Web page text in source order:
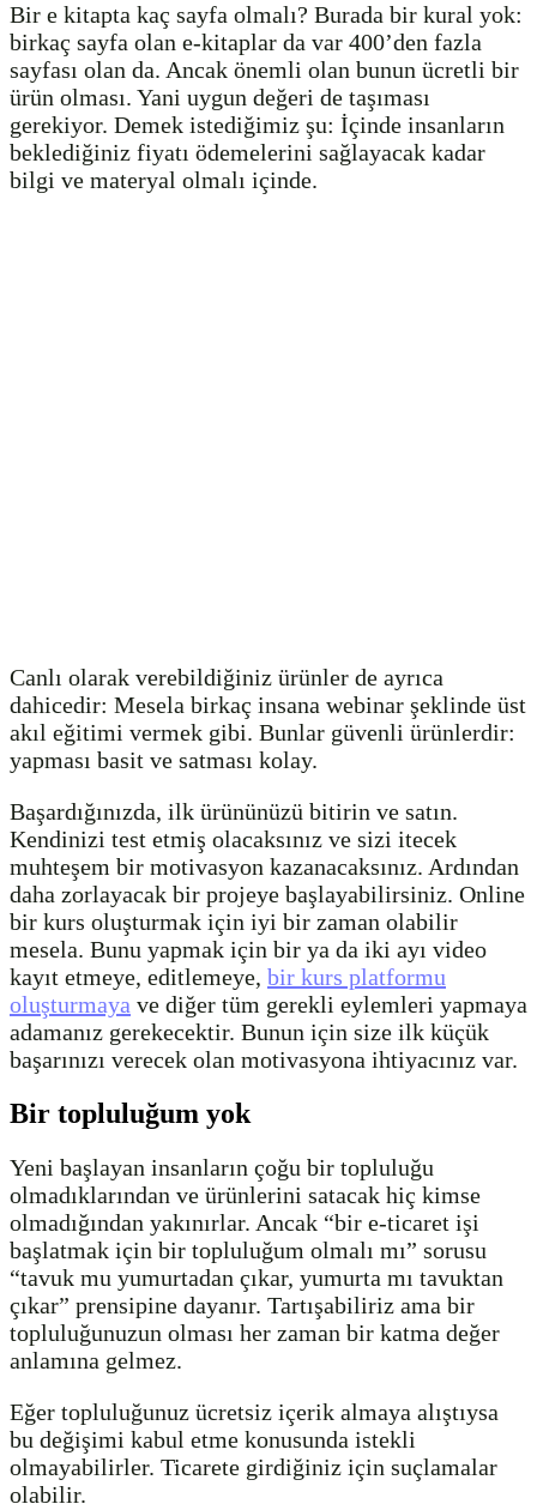
Bir e kitapta kaç sayfa olmalı? Burada bir kural yok:
birkaç sayfa olan e-kitaplar da var 400’den fazla
sayfası olan da. Ancak önemli olan bunun ücretli bir
ürün olması. Yani uygun değeri de taşıması
gerekiyor. Demek istediğimiz şu: İçinde insanların
beklediğiniz fiyatı ödemelerini sağlayacak kadar
bilgi ve materyal olmalı içinde.
Canlı olarak verebildiğiniz ürünler de ayrıca
dahicedir: Mesela birkaç insana webinar şeklinde üst
akıl eğitimi vermek gibi. Bunlar güvenli ürünlerdir:
yapması basit ve satması kolay.
Başardığınızda, ilk ürününüzü bitirin ve satın.
Kendinizi test etmiş olacaksınız ve sizi itecek
muhteşem bir motivasyon kazanacaksınız. Ardından
daha zorlayacak bir projeye başlayabilirsiniz. Online
bir kurs oluşturmak için iyi bir zaman olabilir
mesela. Bunu yapmak için bir ya da iki ayı video
kayıt etmeye, editlemeye, bir kurs platformu
oluşturmaya ve diğer tüm gerekli eylemleri yapmaya
adamanız gerekecektir. Bunun için size ilk küçük
başarınızı verecek olan motivasyona ihtiyacınız var.
Bir topluluğum yok
Yeni başlayan insanların çoğu bir topluluğu
olmadıklarından ve ürünlerini satacak hiç kimse
olmadığından yakınırlar. Ancak “bir e-ticaret işi
başlatmak için bir topluluğum olmalı mı” sorusu
“tavuk mu yumurtadan çıkar, yumurta mı tavuktan
çıkar” prensipine dayanır. Tartışabiliriz ama bir
topluluğunuzun olması her zaman bir katma değer
anlamına gelmez.
Eğer topluluğunuz ücretsiz içerik almaya alıştıysa
bu değişimi kabul etme konusunda istekli
olmayabilirler. Ticarete girdiğiniz için suçlamalar
olabilir.